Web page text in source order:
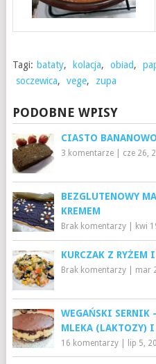
Tagi: bataty, kolacja, obiad,
soczewica, vege, zupa
PODOBNE WPISY
CIASTO
3 komentarze| cze 26,
BEZGLUTENOWY
KREMEM
Brak komentarzy| kwi
KURCZAK Z RYŻEM
Brak komentarzy| mar
WEGAŃSKI SERNIK
MLEKA (LAKTOZY) I
16 komentarzy| lip 5,